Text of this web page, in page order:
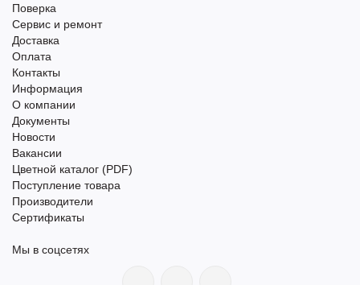
Поверка
Сервис и ремонт
Доставка
Оплата
Контакты
Информация
О компании
Документы
Новости
Вакансии
Цветной каталог (PDF)
Поступление товара
Производители
Сертификаты
Мы в соцсетях